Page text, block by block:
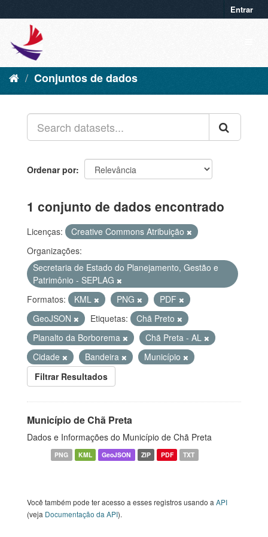
Entrar
Conjuntos de dados
Ordenar por
1 conjunto de dados encontrado
Licenças:
Creative Commons Atribuição
Organizações:
Secretaria de Estado do Planejamento, Gestão e
Patrimônio - SEPLAG
Formatos:
KML PNG
PDF
GeoJSON
Etiquetas:
Chã Preto
Planalto da Borborema
Chã Preta - AL
Cidade
Bandeira
Município
Filtrar Resultados
Município de Chã Preta
Dados e Informações do Município de Chã Preta
PNG KML GeoJSON ZIP PDF TXT
Você também pode ter acesso a esses registros usando a API
(veja Documentação da API).